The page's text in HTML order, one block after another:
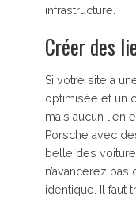
infrastructure.
Créer des
Si votre site a
optimisée et un
mais aucun lien
Porsche avec
belle des
n’avancerez pas
identique. Il faut